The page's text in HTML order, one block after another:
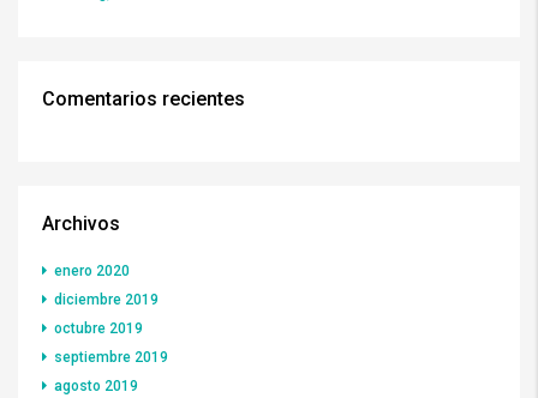
Comentarios recientes
Archivos
enero 2020
diciembre 2019
octubre 2019
septiembre 2019
agosto 2019